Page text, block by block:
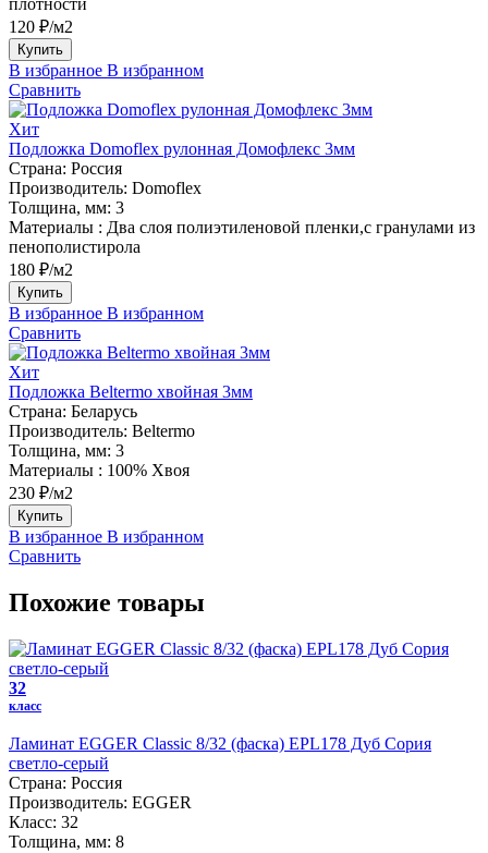
плотности
120 ₽/м2
Купить
В избранное В избранном
Сравнить
Хит
Подложка Domoflex рулонная Домофлекс 3мм
Страна: Россия
Производитель: Domoflex
Толщина, мм: 3
Материалы : Два слоя полиэтиленовой пленки,с гранулами из
пенополистирола
180 ₽/м2
Купить
В избранное В избранном
Сравнить
Хит
Подложка Beltermo хвойная 3мм
Страна: Беларусь
Производитель: Beltermo
Толщина, мм: 3
Материалы : 100% Хвоя
230 ₽/м2
Купить
В избранное В избранном
Сравнить
Похожие товары
32
класс
Ламинат EGGER Classic 8/32 (фаска) EPL178 Дуб Сория
светло-серый
Страна: Россия
Производитель: EGGER
Класс: 32
Толщина, мм: 8